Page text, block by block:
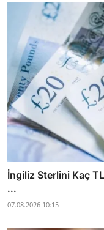
İngiliz Sterlini Kaç
...
07.08.2026 10:15